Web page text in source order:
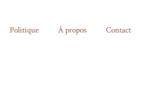
Politique À propos Contact